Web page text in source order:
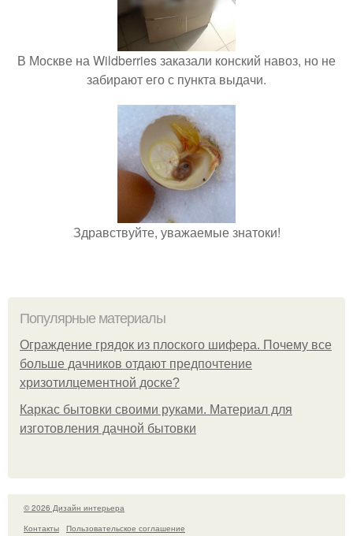
В Москве на Wildberries заказали конский навоз, но не
забирают его с пункта выдачи.
Здравствуйте, уважаемые знатоки!
Популярные материалы
Ограждение грядок из плоского шифера. Почему все
больше дачников отдают предпочтение
хризотилцементной доске?
Каркас бытовки своими руками. Материал для
изготовления дачной бытовки
© 2026 Дизайн интерьера
Контакты
Пользовательское соглашение